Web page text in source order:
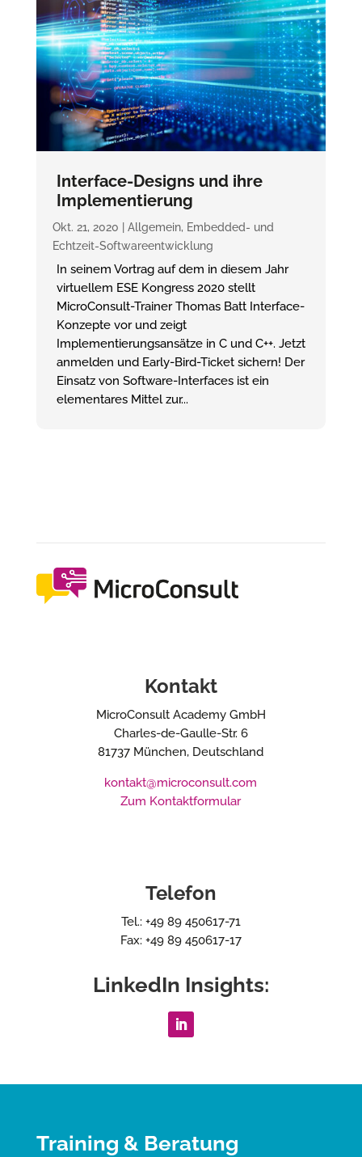
Interface-Designs und ihre
Implementierung
Okt. 21, 2020 Allgemein, Embedded- und
Echtzeit-Softwareentwicklung
In seinem Vortrag auf dem in diesem Jahr
virtuellem ESE Kongress 2020 stellt
MicroConsult-Trainer Thomas Batt Interface-
Konzepte vor und zeigt
Implementierungsansätze in C und C++. Jetzt
anmelden und Early-Bird-Ticket sichern! Der
Einsatz von Software-Interfaces ist ein
elementares Mittel zur...
Kontakt
MicroConsult Academy GmbH
Charles-de-Gaulle-Str. 6
81737 München, Deutschland
kontakt@microconsult.com
Zum Kontaktformular
Telefon
Tel.: +49 89 450617-71
Fax: +49 89 450617-17
LinkedIn Insights:
Training & Beratung